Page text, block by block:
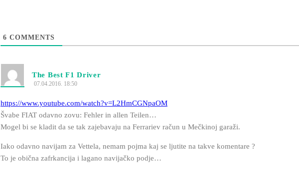
6 COMMENTS
The Best F1 Driver
07.04.2016. 18:50
https://www.youtube.com/watch?v=L2HmCGNpaOM
Švabe FIAT odavno zovu: Fehler in allen Teilen…
Mogel bi se kladit da se tak zajebavaju na Ferrariev račun u Mečkinoj garaži.
Iako odavno navijam za Vettela, nemam pojma kaj se ljutite na takve komentare ?
To je obična zafrkancija i lagano navijačko podje…